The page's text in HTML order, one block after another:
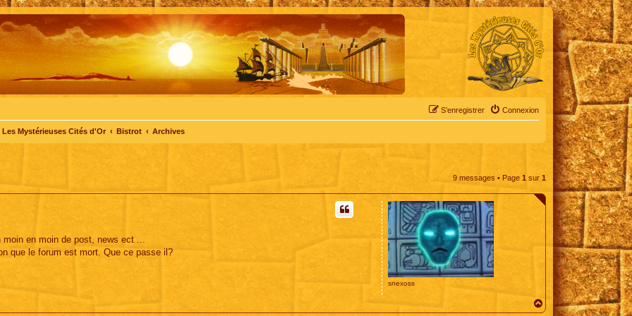
Connexion
S’enregistrer
Les Mystérieuses Cités d'Or Bistrot Archives
9 messages • Page 1 sur 1
snexoss
en moin de post, news ect ...
que le forum est mort. Que ce passe il?
a